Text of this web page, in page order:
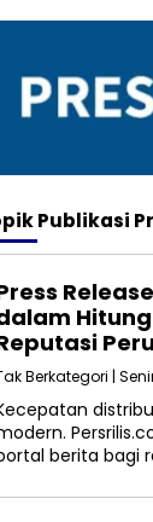
Publikasi
Berkategori |
berita bagi